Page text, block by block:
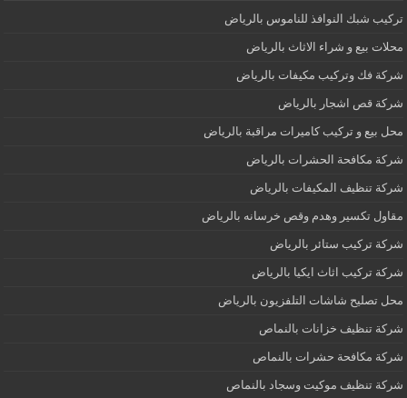
تركيب شبك النوافذ للناموس بالرياض
محلات بيع و شراء الاثاث بالرياض
شركة فك وتركيب مكيفات بالرياض
شركة قص اشجار بالرياض
محل بيع و تركيب كاميرات مراقبة بالرياض
شركة مكافحة الحشرات بالرياض
شركة تنظيف المكيفات بالرياض
مقاول تكسير وهدم وقص خرسانه بالرياض
شركة تركيب ستائر بالرياض
شركة تركيب اثاث ايكيا بالرياض
محل تصليح شاشات التلفزيون بالرياض
شركة تنظيف خزانات بالنماص
شركة مكافحة حشرات بالنماص
شركة تنظيف موكيت وسجاد بالنماص